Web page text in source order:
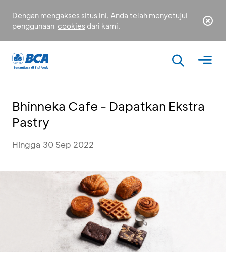
Dengan mengakses situs ini, Anda telah menyetujui
penggunaan cookies dari kami.
Bhinneka Cafe - Dapatkan Ekstra
Pastry
Hingga 30 Sep 2022